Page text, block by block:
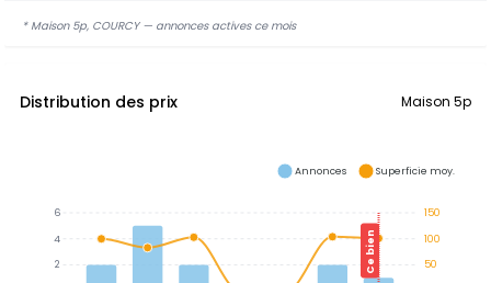
* Maison 5p, COURCY — annonces actives ce mois
Distribution des prix Maison 5p
Ce bien
150
100
50
6
4
2
Annonces Superficie moy.